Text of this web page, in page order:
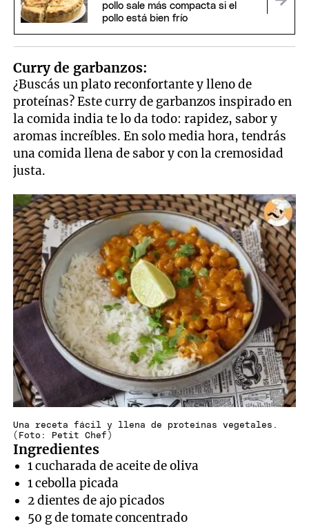
pollo sale más compacta si el
pollo está bien frío
Curry de garbanzos:
¿Buscás un plato reconfortante y lleno de
proteínas? Este curry de garbanzos inspirado en
la comida india te lo da todo: rapidez, sabor y
aromas increíbles. En solo media hora, tendrás
una comida llena de sabor y con la cremosidad
justa.
Una receta fácil y llena de proteínas vegetales.
(Foto: Petit Chef)
Ingredientes
1 cucharada de aceite de oliva
1 cebolla picada
2 dientes de ajo picados
50 g de tomate concentrado